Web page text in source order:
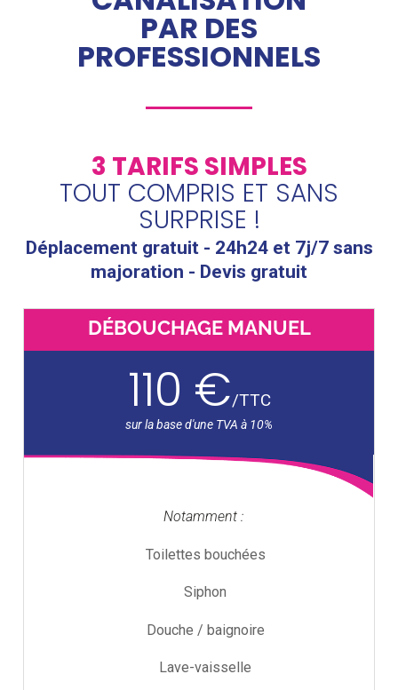
PAR DES
PROFESSIONNELS
3 TARIFS SIMPLES
TOUT COMPRIS ET SANS
SURPRISE !
Déplacement gratuit - 24h24 et 7j/7 sans
majoration - Devis gratuit
DÉBOUCHAGE MANUEL
110 €/TTC
Notamment :
Toilettes bouchées
Siphon
Douche / baignoire
Lave-vaisselle